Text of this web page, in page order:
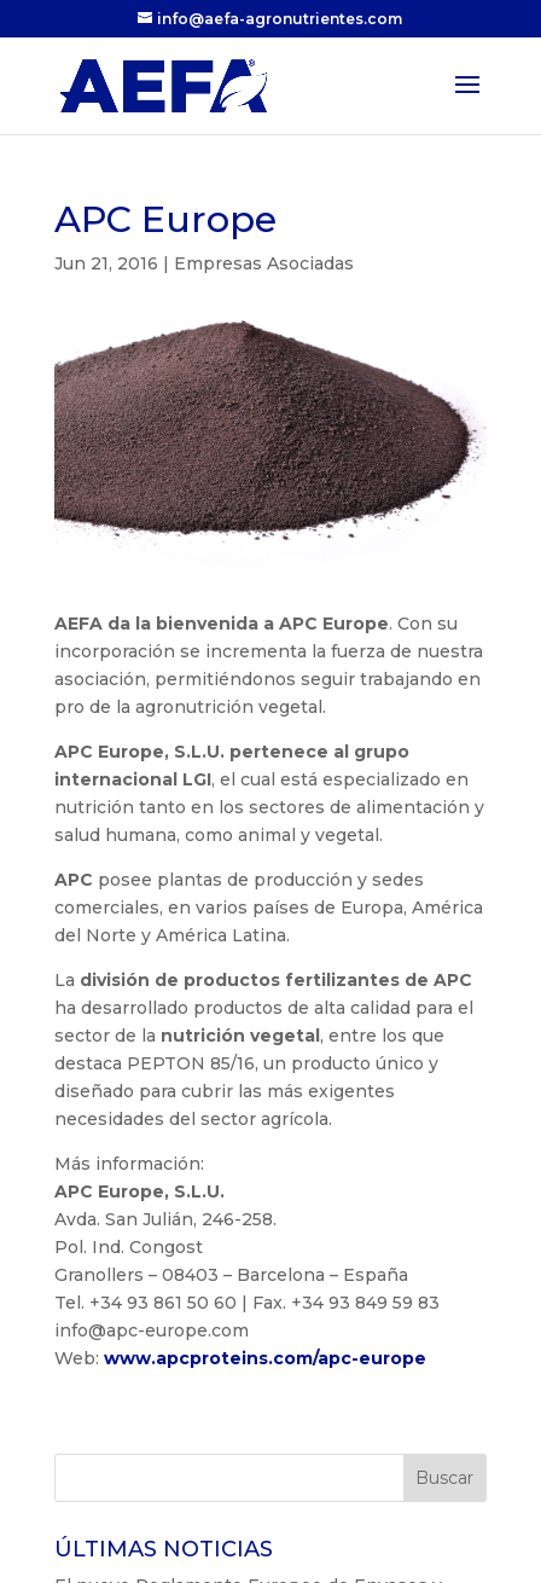
info@aefa-agronutrientes.com
APC Europe
Jun 21, 2016 | Empresas Asociadas
AEFA da la bienvenida a APC Europe. Con su
incorporación se incrementa la fuerza de nuestra
asociación, permitiéndonos seguir trabajando en
pro de la agronutrición vegetal.
APC Europe, S.L.U. pertenece al grupo
internacional LGI, el cual está especializado en
nutrición tanto en los sectores de alimentación y
salud humana, como animal y vegetal.
APC posee plantas de producción y sedes
comerciales, en varios países de Europa, América
del Norte y América Latina.
La división de productos fertilizantes de APC
ha desarrollado productos de alta calidad para el
sector de la nutrición vegetal, entre los que
destaca PEPTON 85/16, un producto único y
diseñado para cubrir las más exigentes
necesidades del sector agrícola.
Más información:
APC Europe, S.L.U.
Avda. San Julián, 246-258.
Pol. Ind. Congost
Granollers – 08403 – Barcelona – España
Tel. +34 93 861 50 60 | Fax. +34 93 849 59 83
info@apc-europe.com
Web: www.apcproteins.com/apc-europe
ÚLTIMAS NOTICIAS